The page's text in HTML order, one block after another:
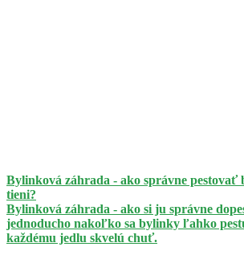
Bylinková záhrada - ako správne pestovať
tieni?
Bylinková záhrada - ako si ju správne
jednoducho nakoľko sa bylinky ľahko
každému jedlu skvelú chuť.